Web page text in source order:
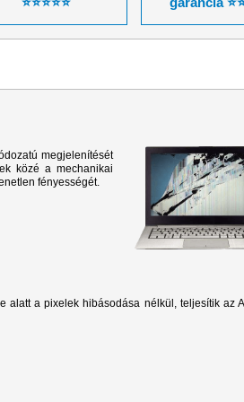
megjelenítését
közé a mechanikai
fényességét.
alatt a pixelek hibásodása nélkül, teljesítik az